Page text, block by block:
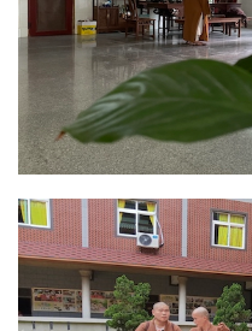
谈
心
乐
菩
提
专
题